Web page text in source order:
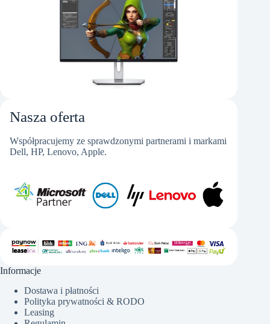
Nasza oferta
Współpracujemy ze sprawdzonymi partnerami i markami
Dell, HP, Lenovo, Apple.
Informacje
Dostawa i płatności
Polityka prywatności & RODO
Leasing